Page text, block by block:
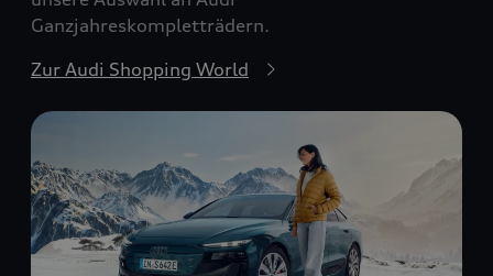
Ganzjahreskompletträdern.
Zur Audi Shopping World